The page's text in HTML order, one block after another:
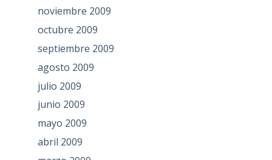
noviembre 2009
octubre 2009
septiembre 2009
agosto 2009
julio 2009
junio 2009
mayo 2009
abril 2009